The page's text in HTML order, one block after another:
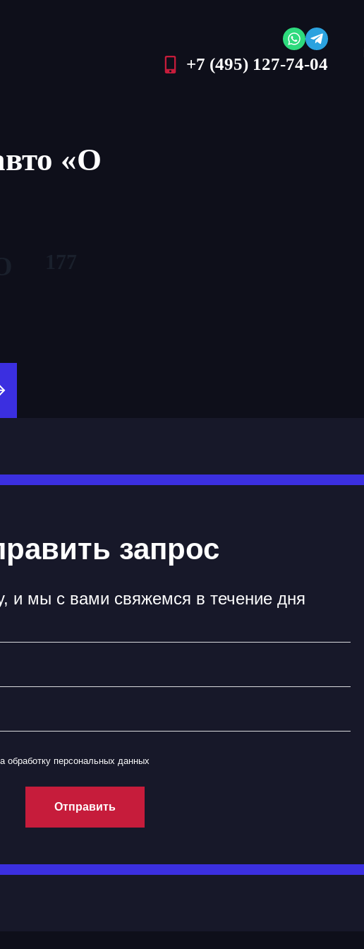
+7 (495) 127-74-04
«О
запрос
и мы с вами свяжемся в течение дня
обработку персональных данных
Отправить